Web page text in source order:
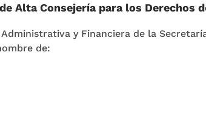
Alta Consejería para los Derechos
y Financiera de la
de: